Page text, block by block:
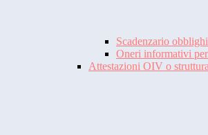
Scadenzario
Oneri informativi
Attestazioni OIV o